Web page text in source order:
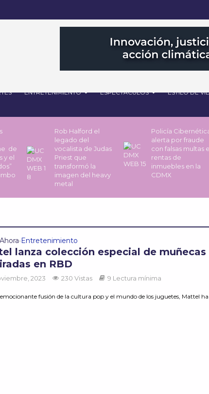
ENTRETENIMIENTO ESPECTÁCULOS ESTILO DE
de
y el
Rob Halford el
legado del
vocalista de Judas
Priest que
transformó la
imagen del heavy
metal
Policía
alerta por fraude
con falsas multas
rentas de
inmuebles en la
CDMX
•Entretenimiento
lanza colección especial de muñecas
en RBD
2023 230 Vistas 9 Lectura mínima
fusión de la cultura pop y el mundo de los juguetes, Mattel